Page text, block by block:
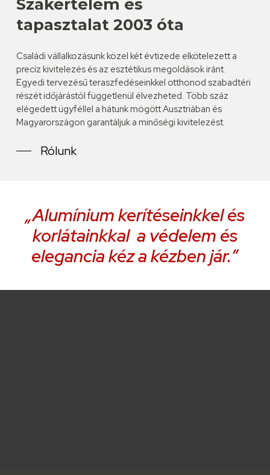
Szakértelem és
tapasztalat 2003 óta
Családi vállalkozásunk közel két évtizede elkötelezett a
precíz kivitelezés és az esztétikus megoldások iránt.
Egyedi tervezésű teraszfedéseinkkel otthonod szabadtéri
részét időjárástól függetlenül élvezheted. Több száz
elégedett ügyféllel a hátunk mögött Ausztriában és
Magyarországon garantáljuk a minőségi kivitelezést.
Rólunk
„Alumínium kerítéseinkkel és
korlátainkkal a védelem és
elegancia kéz a kézben jár.”